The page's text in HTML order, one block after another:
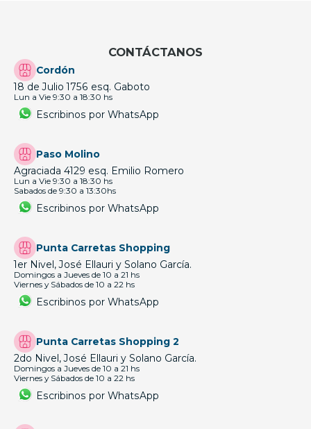
CONTÁCTANOS
Cordón
18 de Julio 1756 esq. Gaboto
Lun a Vie 9:30 a 18:30 hs
Escribinos por WhatsApp
Paso Molino
Agraciada 4129 esq. Emilio Romero
Lun a Vie 9:30 a 18:30 hs
Sabados de 9:30 a 13:30hs
Escribinos por WhatsApp
Punta Carretas Shopping
1er Nivel, José Ellauri y Solano García.
Domingos a Jueves de 10 a 21 hs
Viernes y Sábados de 10 a 22 hs
Escribinos por WhatsApp
Punta Carretas Shopping 2
2do Nivel, José Ellauri y Solano García.
Domingos a Jueves de 10 a 21 hs
Viernes y Sábados de 10 a 22 hs
Escribinos por WhatsApp